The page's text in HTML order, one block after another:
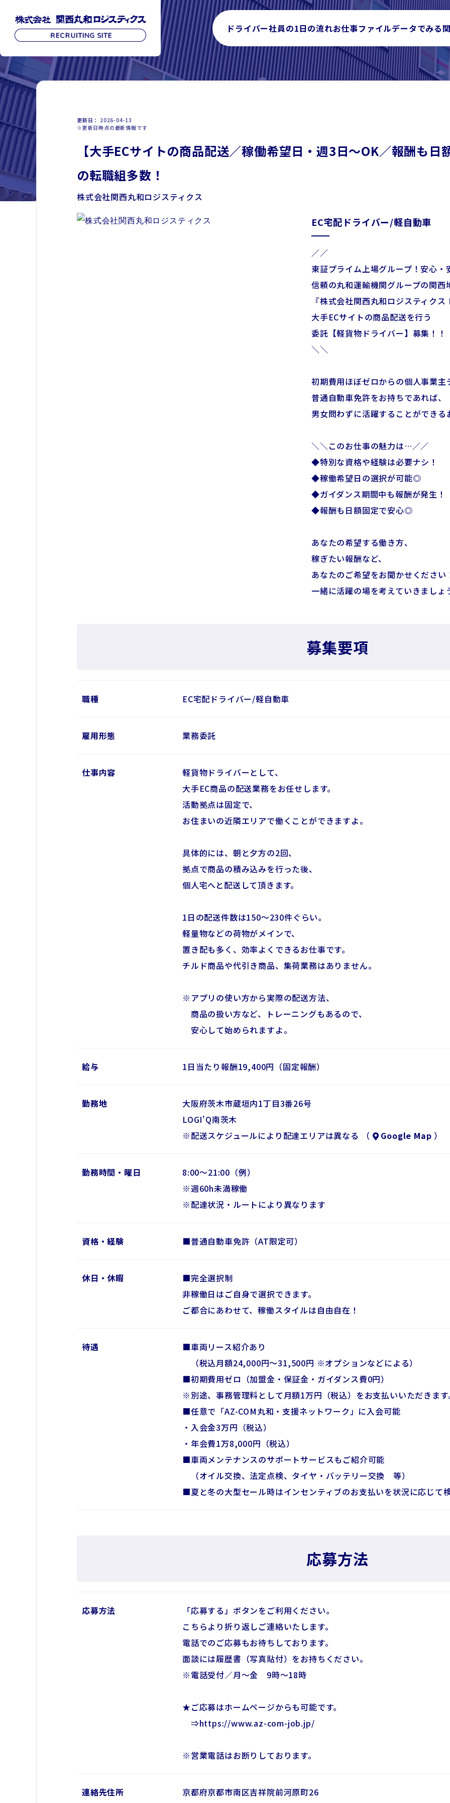
ドライバー社員の1日の流れお仕事ファイルデータでみる
更新日
2026-04-13
※更新日時点の最新情報です
【大手ECサイトの商品配送／稼働希望日・週3日～OK／報酬も
の転職組多数！
株式会社関西丸和ロジスティクス
EC宅配ドライバー/軽自動車
／／
東証プライム上場グループ！安心・
信頼の丸和運輸機関グループの関西
『株式会社関西丸和ロジスティク
大手ECサイトの商品配送を行う
委託【軽貨物ドライバー】募集！！
＼＼
初期費用ほぼゼロからの個人事業主
普通自動車免許をお持ちであれば、
男女問わずに活躍することができる
＼＼このお仕事の魅力は…／／
◆特別な資格や経験は必要ナシ！
◆稼働希望日の選択が可能◎
◆ガイダンス期間中も報酬が発生！
◆報酬も日額固定で安心◎
あなたの希望する働き方、
稼ぎたい報酬など、
あなたのご希望をお聞かせください
一緒に活躍の場を考えていきましょ
募集要項
職種 EC宅配ドライバー/軽自動車
雇用形態 業務委託
仕事内容
軽貨物ドライバーとして、
大手EC商品の配送業務をお任せします。
活動拠点は固定で、
お住まいの近隣エリアで働くことができますよ。
具体的には、朝と夕方の2回、
拠点で商品の積み込みを行った後、
個人宅へと配送して頂きます。
1日の配送件数は150～230件ぐらい。
軽量物などの荷物がメインで、
置き配も多く、効率よくできるお仕事です。
チルド商品や代引き商品、集荷業務はありません。
※アプリの使い方から実際の配送方法、
商品の扱い方など、トレーニングもあるので、
安心して始められますよ。
給与 1日当たり報酬19,400円（固定報酬）
勤務地
大阪府茨木市蔵垣内1丁目3番26号
LOGI'Q南茨木
※配送スケジュールにより配達エリアは異なる （
Google Map ）
勤務時間・曜日
8:00～21:00（例）
※週60h未満稼働
※配達状況・ルートにより異なります
資格・経験 ■普通自動車免許（AT限定可）
休日・休暇
■完全選択制
非稼働日はご自身で選択できます。
ご都合にあわせて、稼働スタイルは自由自在！
待遇
■車両リース紹介あり
（税込月額24,000円～31,500円 ※オプションなどによる）
■初期費用ゼロ（加盟金・保証金・ガイダンス費0円）
※別途、事務管理料として月額1万円（税込）をお支払いいただきます
■任意で「AZ-COM丸和・支援ネットワーク」に入会可能
・入会金3万円（税込）
・年会費1万8,000円（税込）
■車両メンテナンスのサポートサービスもご紹介可能
（オイル交換、法定点検、タイヤ・バッテリー交換 等）
■夏と冬の大型セール時はインセンティブのお支払いを状況に応じて
応募方法
応募方法
「応募する」ボタンをご利用ください。
こちらより折り返しご連絡いたします。
電話でのご応募もお待ちしております。
面談には履歴書（写真貼付）をお持ちください。
※電話受付／月～金 9時～18時
★ご応募はホームページからも可能です。
⇒https://www.az-com-job.jp/
※営業電話はお断りしております。
連絡先住所 京都府京都市南区吉祥院前河原町26